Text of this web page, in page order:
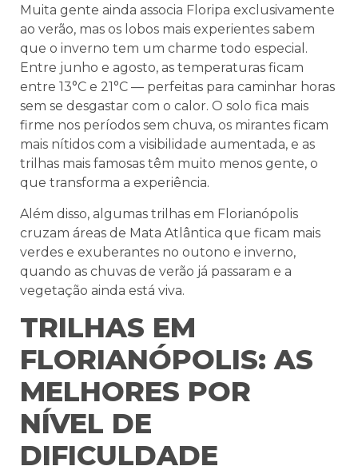
Muita gente ainda associa Floripa exclusivamente
ao verão, mas os lobos mais experientes sabem
que o inverno tem um charme todo especial.
Entre junho e agosto, as temperaturas ficam
entre 13°C e 21°C — perfeitas para caminhar horas
sem se desgastar com o calor. O solo fica mais
firme nos períodos sem chuva, os mirantes ficam
mais nítidos com a visibilidade aumentada, e as
trilhas mais famosas têm muito menos gente, o
que transforma a experiência.
Além disso, algumas trilhas em Florianópolis
cruzam áreas de Mata Atlântica que ficam mais
verdes e exuberantes no outono e inverno,
quando as chuvas de verão já passaram e a
vegetação ainda está viva.
TRILHAS EM
FLORIANÓPOLIS: AS
MELHORES POR
NÍVEL DE
DIFICULDADE